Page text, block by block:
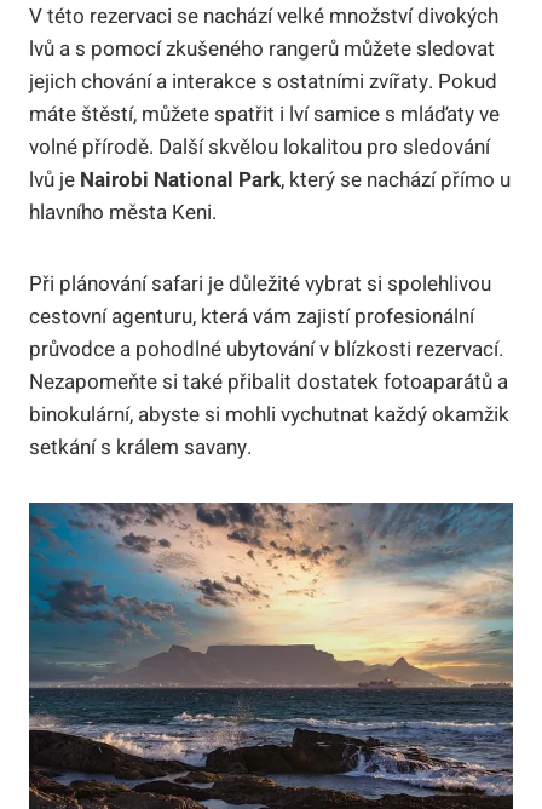
V této rezervaci se nachází velké množství divokých
lvů a s pomocí zkušeného rangerů můžete sledovat
jejich chování a interakce s ostatními zvířaty. Pokud
máte štěstí, můžete spatřit i lví samice s mláďaty ve
volné přírodě. Další skvělou lokalitou pro sledování
lvů je Nairobi National Park, který se nachází přímo u
hlavního města Keni.
Při plánování safari je důležité vybrat si spolehlivou
cestovní agenturu, která vám zajistí profesionální
průvodce a pohodlné ubytování v blízkosti rezervací.
Nezapomeňte si také přibalit dostatek fotoaparátů a
binokulární, abyste si mohli vychutnat každý okamžik
setkání s králem savany.